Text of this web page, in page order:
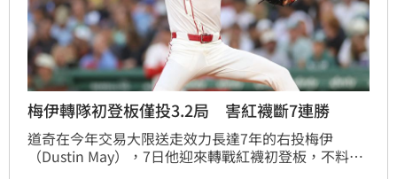
梅伊轉隊初登板僅投3.2局 害紅襪斷7連勝
道奇在今年交易大限送走效力長達7年的右投梅伊
（Dustin May），7日他迎來轉戰紅襪初登板，不料僅